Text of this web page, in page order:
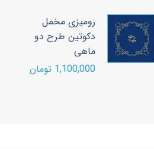
رومیزی مخمل
دکوتین طرح دو
ماهی
1,100,000 تومان